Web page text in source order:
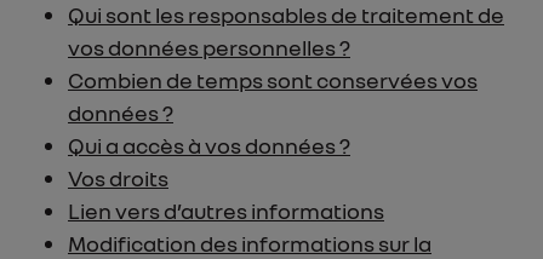
Qui sont les responsables de traitement de
vos données personnelles ?
Combien de temps sont conservées vos
données ?
Qui a accès à vos données ?
Vos droits
Lien vers d’autres informations
Modification des informations sur la